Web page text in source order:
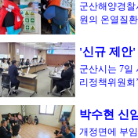
군산해양경
원의 온열질
'신규 제안'
군산시는 7일
리정책위원회
박수현 신
개정면에 부